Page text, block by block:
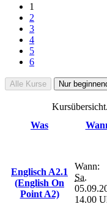
1
2
3
4
5
6
Alle Kurse Nur
Was
Englisch A2.1
(English On
Point A2)
Wann:
Sa.
14.00